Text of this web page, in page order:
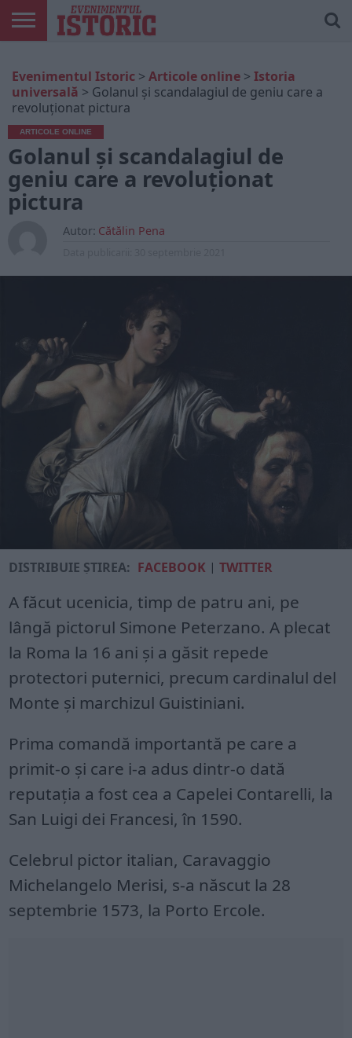
ONLINE
EDIȚII
TIPĂRITE
ISTORIC
PLAY
CONTUL
MEU
Evenimentul Istoric > Articole online > Istoria
universală > Golanul și scandalagiul de geniu care a
revoluționat pictura
ARTICOLE ONLINE
Golanul și scandalagiul de
geniu care a revoluționat
pictura
Autor: Cătălin Pena
DISTRIBUIE ȘTIREA: FACEBOOK |TWITTER
A făcut ucenicia, timp de patru ani, pe
lângă pictorul Simone Peterzano. A plecat
la Roma la 16 ani şi a găsit repede
protectori puternici, precum cardinalul del
Monte şi marchizul Guistiniani.
Prima comandă importantă pe care a
primit-o şi care i-a adus dintr-o dată
reputaţia a fost cea a Capelei Contarelli, la
San Luigi dei Francesi, în 1590.
Celebrul pictor italian, Caravaggio
Michelangelo Merisi, s-a născut la 28
septembrie 1573, la Porto Ercole.